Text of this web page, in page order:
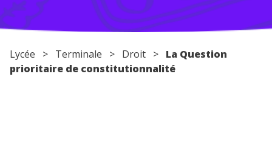
Conseils pour les parents
Lycée > Terminale > Droit > La Question
prioritaire de constitutionnalité